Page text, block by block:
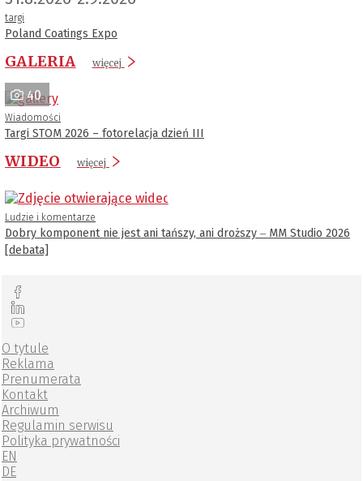
targi
Poland Coatings Expo
GALERIA więcej
40
Wiadomości
Targi STOM 2026 – fotorelacja dzień III
WIDEO więcej
Ludzie i komentarze
Dobry komponent nie jest ani tańszy, ani droższy ‒ MM Studio 2026
[debata]
O tytule
Reklama
Prenumerata
Kontakt
Archiwum
Regulamin serwisu
Polityka prywatności
EN
DE